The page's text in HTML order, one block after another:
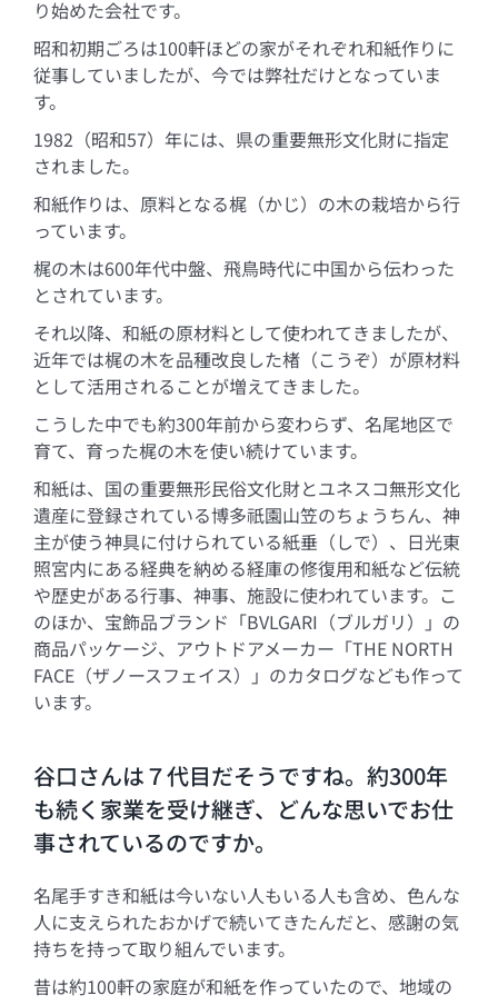
り始めた会社です。
昭和初期ごろは100軒ほどの家がそれぞれ和紙作りに
従事していましたが、今では弊社だけとなっていま
す。
1982（昭和57）年には、県の重要無形文化財に指定
されました。
和紙作りは、原料となる梶（かじ）の木の栽培から行
っています。
梶の木は600年代中盤、飛鳥時代に中国から伝わった
とされています。
それ以降、和紙の原材料として使われてきましたが、
近年では梶の木を品種改良した楮（こうぞ）が原材料
として活用されることが増えてきました。
こうした中でも約300年前から変わらず、名尾地区で
育て、育った梶の木を使い続けています。
和紙は、国の重要無形民俗文化財とユネスコ無形文化
遺産に登録されている博多祇園山笠のちょうちん、神
主が使う神具に付けられている紙垂（しで）、日光東
照宮内にある経典を納める経庫の修復用和紙など伝統
や歴史がある行事、神事、施設に使われています。こ
のほか、宝飾品ブランド「BVLGARI（ブルガリ）」の
商品パッケージ、アウトドアメーカー「THE NORTH
FACE（ザノースフェイス）」のカタログなども作って
います。
谷口さんは７代目だそうですね。約300年
も続く家業を受け継ぎ、どんな思いでお仕
事されているのですか。
名尾手すき和紙は今いない人もいる人も含め、色んな
人に支えられたおかげで続いてきたんだと、感謝の気
持ちを持って取り組んでいます。
昔は約100軒の家庭が和紙を作っていたので、地域の